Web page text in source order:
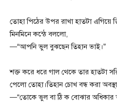
তোহা পিঠের উপর রাখা হাতটা এগিয়ে
মিনমিনে কন্ঠে বললো,
—“আপনি ভুল বুঝছেন তিহান ভাই।”
শক্ত করে ধরে গাল থেকে তার হাতটা
পেলো তোহা।তিহান চোখ বন্ধ করা
—“তোকে ভুল বা ঠি ক বোঝার